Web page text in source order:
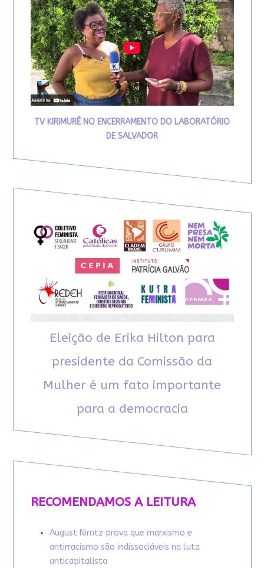
TV KIRIMURÊ NO ENCERRAMENTO DO LABORATÓRIO
DE SALVADOR
Eleição de Erika Hilton para
presidente da Comissão da
Mulher é um fato importante
para a democracia
RECOMENDAMOS A LEITURA
August Nimtz prova que marxismo e
antirracismo são indissociáveis na luta
anticapitalista